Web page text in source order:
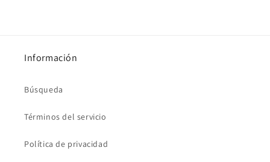
Información
Búsqueda
Términos del servicio
Política de privacidad